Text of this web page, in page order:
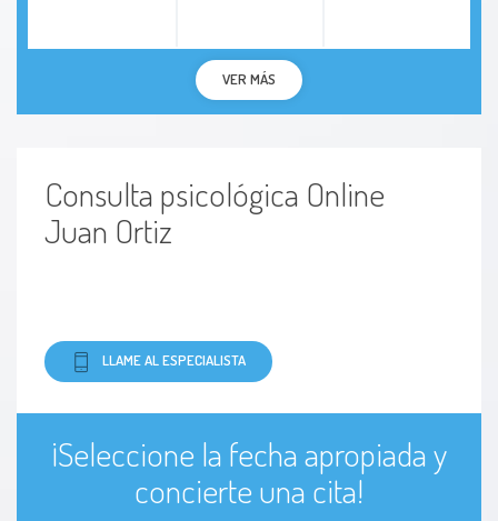
VER MÁS
Consulta psicológica Online
Juan Ortiz
LLAME AL ESPECIALISTA
¡Seleccione la fecha apropiada y
concierte una cita!